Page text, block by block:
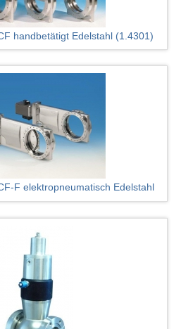
handbetätigt Edelstahl (1.4301)
F elektropneumatisch Edelstahl